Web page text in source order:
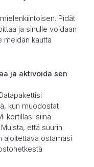
Pidät
ja sinulle voidaan
meidän kautta
ja aktivoida sen
kun muodostat
kortillasi siinä
että suurin
aloitettava ostamasi